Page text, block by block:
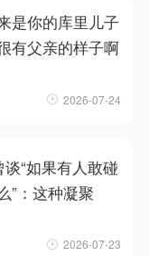
是你的库里儿子
有父亲的样子啊
2026-07-24
谈“如果有人敢碰
”：这种凝聚
2026-07-23